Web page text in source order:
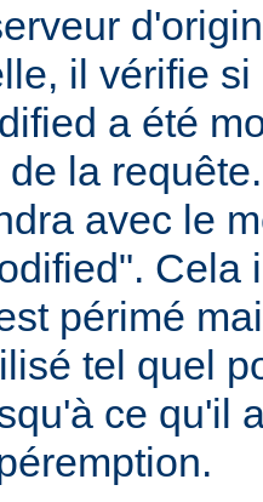
il vérifie
a été
la
avec le
Cela
périmé
tel quel
ce qu'il